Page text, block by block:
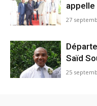
appelle
27
Saïd
25